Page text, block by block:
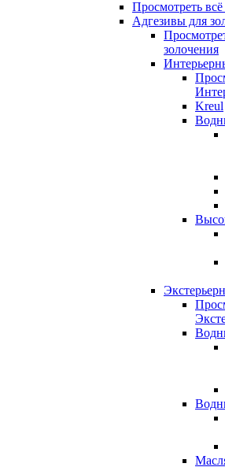
Просмотреть
Адгезивы для
золочения
Kreul